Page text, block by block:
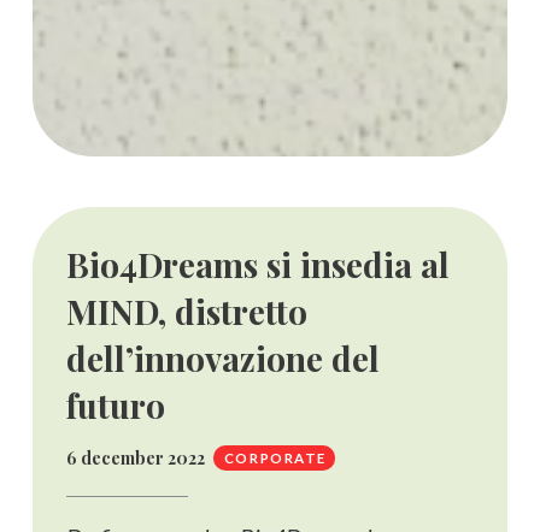
Bio4Dreams si insedia al
MIND, distretto
dell’innovazione del
futuro
6 december 2022 CORPORATE